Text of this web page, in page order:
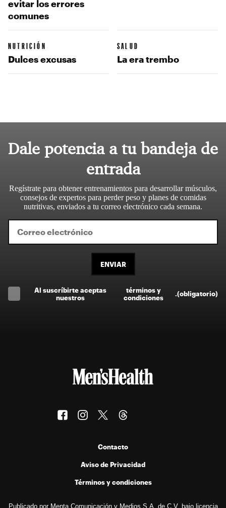
evitar los errores
comunes
NUTRICIÓN
Dulces excusas
SALUD
La era trembo
Dale potencia a tu bandeja de
entrada
Regístrate para obtener entrenamientos para desarrollar músculos,
consejos de expertos para perder peso y planes de comidas
nutritivas, enviados a tu correo electrónico cada semana.
ENVIAR
Al suscríbirte aceptas
nuestros
términos y
condiciones
.(obligatorio)
Contacto
Aviso de Privacidad
Términos y condiciones
Publicado por Menta Comunicación y Medios S.A. de C.V. bajo licencia